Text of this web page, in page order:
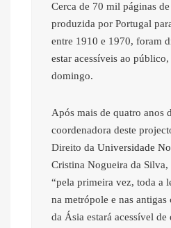
Cerca de 70 mil páginas
produzida por Portugal
entre 1910 e 1970, foram
estar acessíveis ao
domingo.
Após mais de quatro anos
coordenadora deste
Direito da Universidade
Cristina Nogueira da
“pela primeira vez, toda a
na metrópole e nas
da Ásia estará acessível